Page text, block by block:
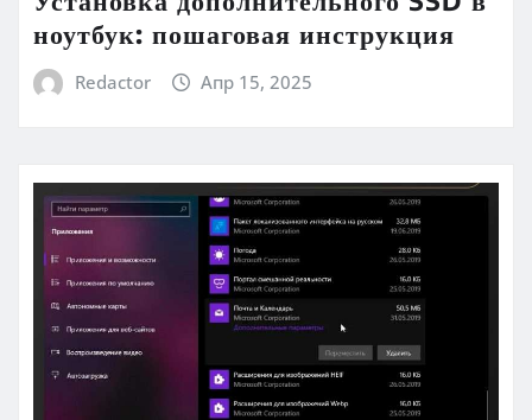
ноутбук: пошаговая инструкция
Redactor Апр 15, 2025